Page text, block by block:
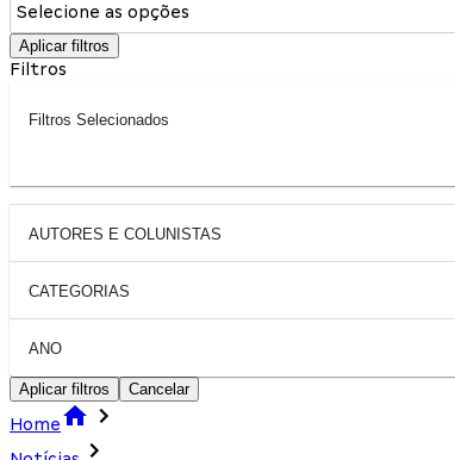
Selecione as opções
Aplicar filtros
Filtros
Filtros Selecionados
AUTORES E COLUNISTAS
CATEGORIAS
ANO
Aplicar filtros Cancelar
Home